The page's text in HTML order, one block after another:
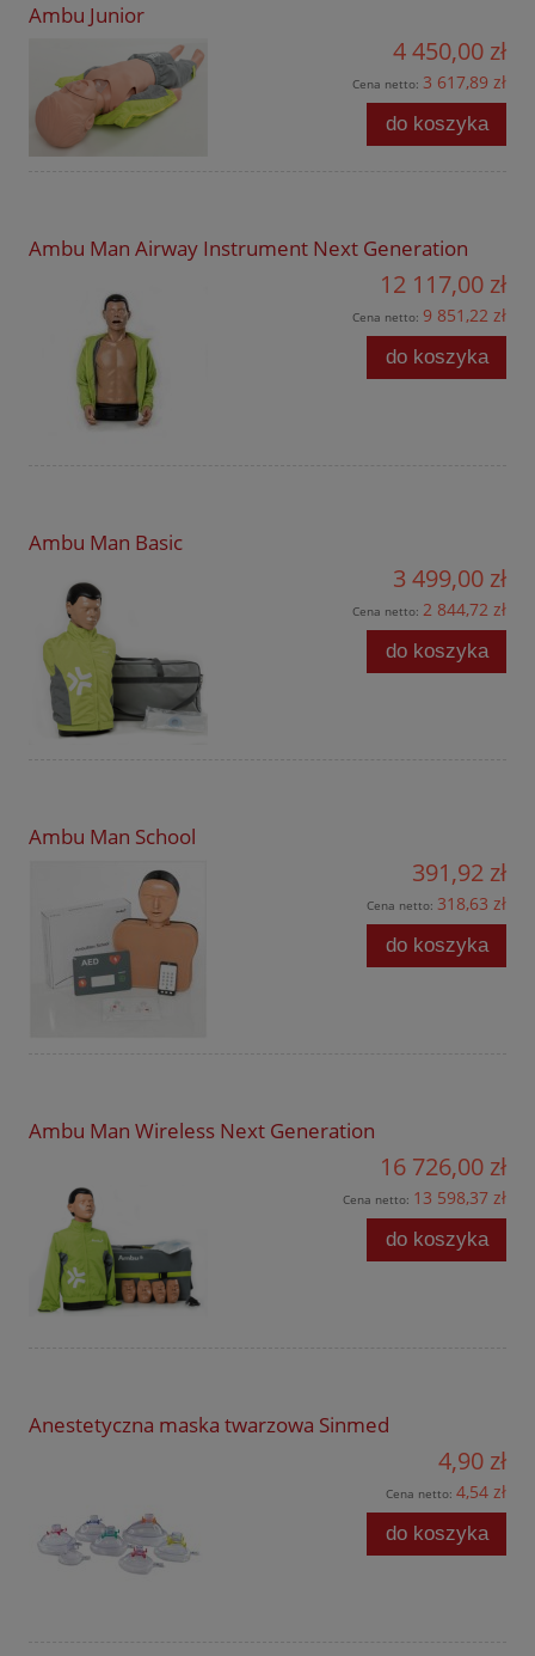
Ambu Junior
4 450,00 zł
Cena netto: 3 617,89 zł
do koszyka
Ambu Man Airway Instrument Next Generation
12 117,00 zł
Cena netto: 9 851,22 zł
do koszyka
Ambu Man Basic
3 499,00 zł
Cena netto: 2 844,72 zł
do koszyka
Ambu Man School
391,92 zł
Cena netto: 318,63 zł
do koszyka
Ambu Man Wireless Next Generation
16 726,00 zł
Cena netto: 13 598,37 zł
do koszyka
Anestetyczna maska twarzowa Sinmed
4,90 zł
Cena netto: 4,54 zł
do koszyka